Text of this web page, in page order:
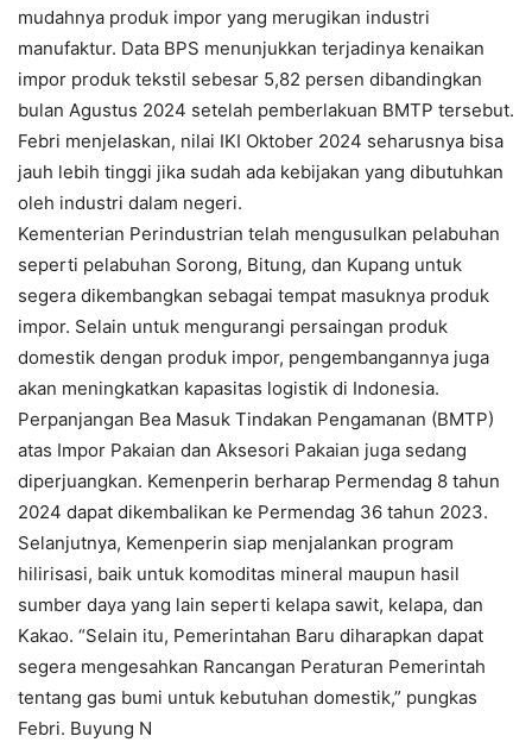
mudahnya produk impor yang merugikan industri
manufaktur. Data BPS menunjukkan terjadinya kenaikan
impor produk tekstil sebesar 5,82 persen dibandingkan
bulan Agustus 2024 setelah pemberlakuan BMTP tersebut.
Febri menjelaskan, nilai IKI Oktober 2024 seharusnya bisa
jauh lebih tinggi jika sudah ada kebijakan yang dibutuhkan
oleh industri dalam negeri.
Kementerian Perindustrian telah mengusulkan pelabuhan
seperti pelabuhan Sorong, Bitung, dan Kupang untuk
segera dikembangkan sebagai tempat masuknya produk
impor. Selain untuk mengurangi persaingan produk
domestik dengan produk impor, pengembangannya juga
akan meningkatkan kapasitas logistik di Indonesia.
Perpanjangan Bea Masuk Tindakan Pengamanan (BMTP)
atas Impor Pakaian dan Aksesori Pakaian juga sedang
diperjuangkan. Kemenperin berharap Permendag 8 tahun
2024 dapat dikembalikan ke Permendag 36 tahun 2023.
Selanjutnya, Kemenperin siap menjalankan program
hilirisasi, baik untuk komoditas mineral maupun hasil
sumber daya yang lain seperti kelapa sawit, kelapa, dan
Kakao. “Selain itu, Pemerintahan Baru diharapkan dapat
segera mengesahkan Rancangan Peraturan Pemerintah
tentang gas bumi untuk kebutuhan domestik,” pungkas
Febri. Buyung N